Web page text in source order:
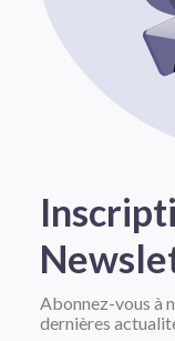
Abonnez-vous à
dernières